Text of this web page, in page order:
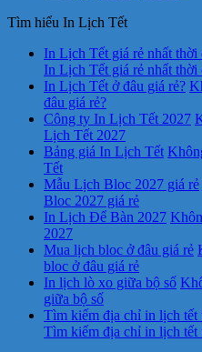
Tìm hiểu In Lịch Tết
In Lịch Tết giá rẻ nhất thời
In Lịch Tết giá rẻ nhất thời
In Lịch Tết ở đâu giá rẻ?
đâu giá rẻ?
Công ty In Lịch Tết 2027
Lịch Tết 2027
Bảng giá In Lịch Tết
Tết
Mẫu Lịch Bloc 2027 giá rẻ
Bloc 2027 giá rẻ
In Lịch Để Bàn 2027
2027
Mua lịch bloc ở đâu giá rẻ
bloc ở đâu giá rẻ
In lịch lò xo giữa bộ số
giữa bộ số
Tìm kiếm địa chỉ in lịch tết
Tìm kiếm địa chỉ in lịch tết